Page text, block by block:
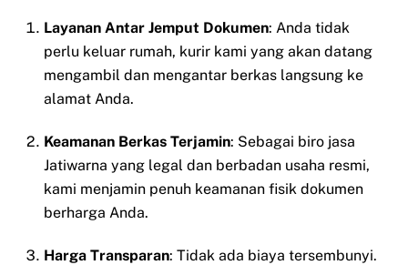
Layanan Antar Jemput Dokumen: Anda tidak
perlu keluar rumah, kurir kami yang akan datang
mengambil dan mengantar berkas langsung ke
alamat Anda.
Keamanan Berkas Terjamin: Sebagai biro jasa
Jatiwarna yang legal dan berbadan usaha resmi,
kami menjamin penuh keamanan fisik dokumen
berharga Anda.
Harga Transparan: Tidak ada biaya tersembunyi.